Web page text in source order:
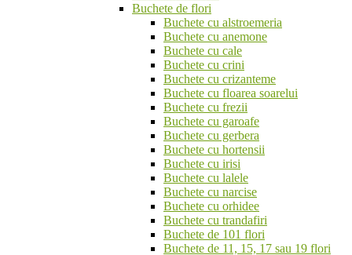
Buchete de flori
Buchete cu alstroemeria
Buchete cu anemone
Buchete cu cale
Buchete cu crini
Buchete cu crizanteme
Buchete cu floarea soarelui
Buchete cu frezii
Buchete cu garoafe
Buchete cu gerbera
Buchete cu hortensii
Buchete cu irisi
Buchete cu lalele
Buchete cu narcise
Buchete cu orhidee
Buchete cu trandafiri
Buchete de 101 flori
Buchete de 11, 15, 17 sau 19 flori